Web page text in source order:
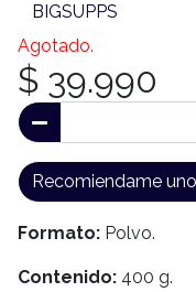
BIGSUPPS
Agotado.
$ 39.990
Recomiendame
Formato: Polvo.
Contenido: 400 g.